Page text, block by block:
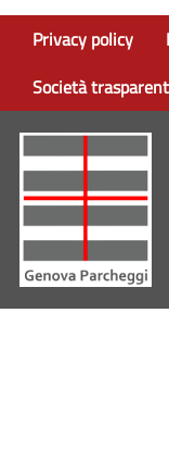
Privacy policy
Società